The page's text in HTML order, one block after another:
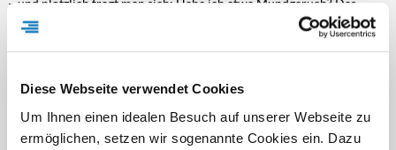
Diese Webseite verwendet Cookies
Um Ihnen einen idealen Besuch auf unserer Webseite zu
ermöglichen, setzen wir sogenannte Cookies ein. Dazu
– und plötzlich fragt man sich: Habe ich etwa Mundgeruch? Das
Thema ist vielen unangenehm, kommt aber häufiger vor, als man
denkt. Frischer Atem und gesunde Zähne hängen eng zusammen.
flüchtige, übel…
DJD-Nr.: 76072 2378 Zeichen mehr